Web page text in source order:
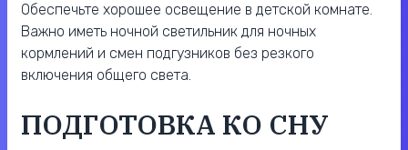
Обеспечьте хорошее освещение в детской комнате.
Важно иметь ночной светильник для ночных
кормлений и смен подгузников без резкого
включения общего света.
ПОДГОТОВКА КО СНУ